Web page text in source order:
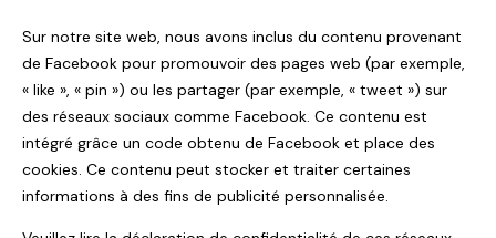
Sur notre site web, nous avons inclus du contenu provenant
de Facebook pour promouvoir des pages web (par exemple,
« like », « pin ») ou les partager (par exemple, « tweet ») sur
des réseaux sociaux comme Facebook. Ce contenu est
intégré grâce un code obtenu de Facebook et place des
cookies. Ce contenu peut stocker et traiter certaines
informations à des fins de publicité personnalisée.